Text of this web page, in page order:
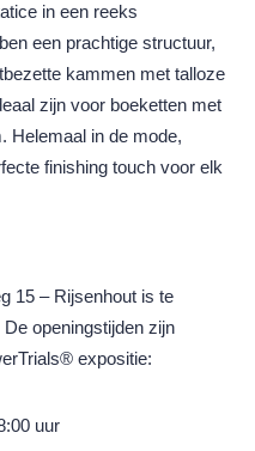
in een reeks
een prachtige structuur,
kammen met talloze
zijn voor boeketten met
Helemaal in de mode,
finishing touch voor elk
15 – Rijsenhout is te
openingstijden zijn
expositie:
uur